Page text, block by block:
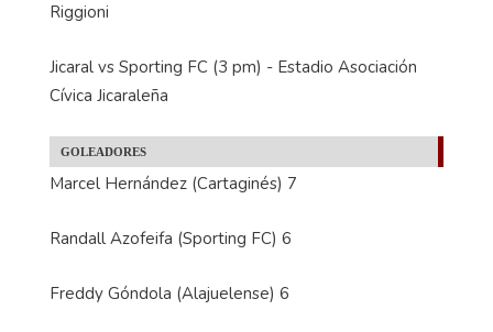
Riggioni
Jicaral vs Sporting FC (3 pm) - Estadio Asociación
Cívica Jicaraleña
GOLEADORES
Marcel Hernández (Cartaginés) 7
Randall Azofeifa (Sporting FC) 6
Freddy Góndola (Alajuelense) 6